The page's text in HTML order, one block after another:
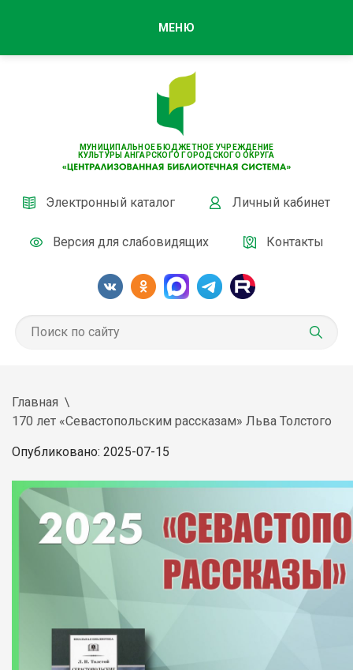
МУНИЦИПАЛЬНОЕ БЮДЖЕТНОЕ УЧРЕЖДЕНИЕ
КУЛЬТУРЫ АНГАРСКОГО ГОРОДСКОГО ОКРУГА
Электронный каталог Личный кабинет
Версия для слабовидящих Контакты
МЕНЮ
Главная
170 лет «Севастопольским рассказам» Льва Толстого
Опубликовано: 2025-07-15